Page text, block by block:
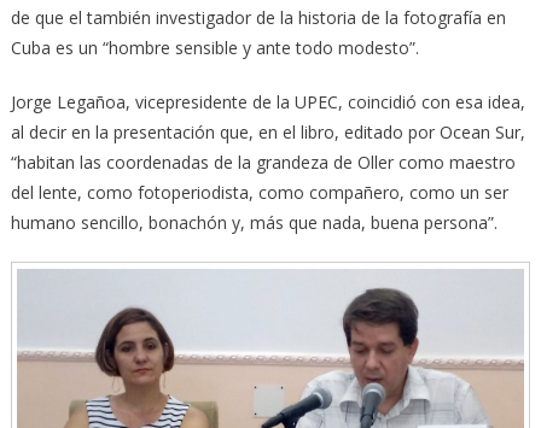
de que el también investigador de la historia de la fotografía en
Cuba es un “hombre sensible y ante todo modesto”.
Jorge Legañoa, vicepresidente de la UPEC, coincidió con esa idea,
al decir en la presentación que, en el libro, editado por Ocean Sur,
“habitan las coordenadas de la grandeza de Oller como maestro
del lente, como fotoperiodista, como compañero, como un ser
humano sencillo, bonachón y, más que nada, buena persona”.